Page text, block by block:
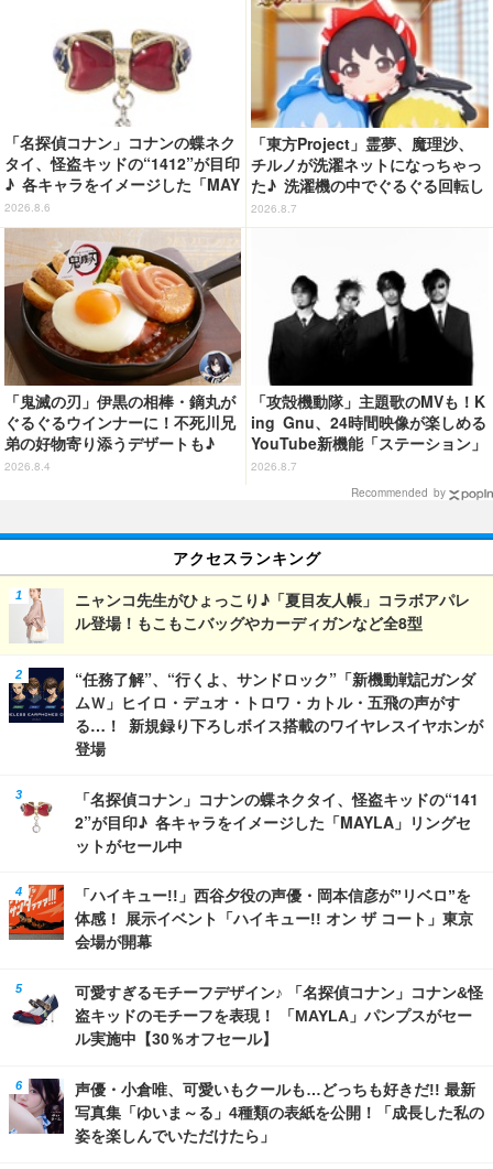
「名探偵コナン」コナンの蝶ネク
タイ、怪盗キッドの“1412”が目印
♪ 各キャラをイメージした「MAY
LA」リングセットがセール中
2026.8.6
「東方Project」霊夢、魔理沙、
チルノが洗濯ネットになっちゃっ
た♪ 洗濯機の中でぐるぐる回転し
続ける姿を思わず眺めたくなっち
ゃう!?
2026.8.7
「鬼滅の刃」伊黒の相棒・鏑丸が
ぐるぐるウインナーに！不死川兄
弟の好物寄り添うデザートも♪
「ジョイフル」コラボ第3弾・第4
2026.8.4
「攻殻機動隊」主題歌のMVも！K
ing Gnu、24時間映像が楽しめる
YouTube新機能「ステーション」
ページを公開
2026.8.7
Recommended by
アクセスランキング
ニャンコ先生がひょっこり♪「夏目友人帳」コラボアパレ
ル登場！もこもこバッグやカーディガンなど全8型
“任務了解”、“行くよ、サンドロック”「新機動戦記ガンダ
ムＷ」ヒイロ・デュオ・トロワ・カトル・五飛の声がす
る…！ 新規録り下ろしボイス搭載のワイヤレスイヤホンが
登場
「名探偵コナン」コナンの蝶ネクタイ、怪盗キッドの“141
2”が目印♪ 各キャラをイメージした「MAYLA」リングセ
ットがセール中
「ハイキュー!!」西谷夕役の声優・岡本信彦が”リベロ”を
体感！ 展示イベント「ハイキュー!! オン ザ コート」東京
会場が開幕
可愛すぎるモチーフデザイン♪ 「名探偵コナン」コナン&怪
盗キッドのモチーフを表現！ 「MAYLA」パンプスがセー
ル実施中【30％オフセール】
声優・小倉唯、可愛いもクールも…どっちも好きだ!! 最新
写真集「ゆいま～る」4種類の表紙を公開！「成長した私の
姿を楽しんでいただけたら」